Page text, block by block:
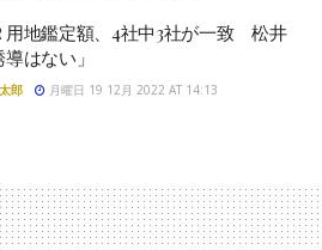
用地鑑定額、4社中3社が一致 松井
はない」
郎 月曜日 19 12月 2022 AT 14:13